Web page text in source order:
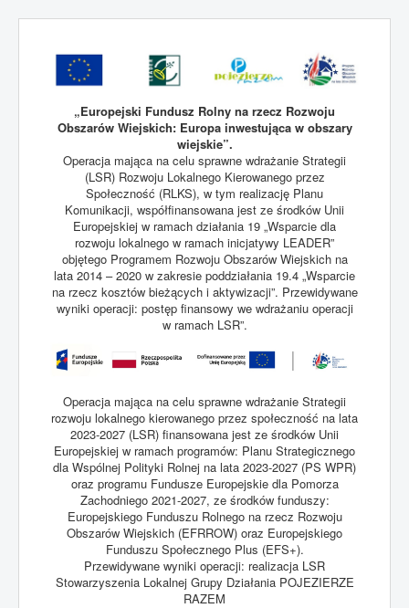
„Europejski Fundusz Rolny na rzecz Rozwoju
Obszarów Wiejskich: Europa inwestująca w obszary
wiejskie”.
Operacja mająca na celu sprawne wdrażanie Strategii
(LSR) Rozwoju Lokalnego Kierowanego przez
Społeczność (RLKS), w tym realizację Planu
Komunikacji, współfinansowana jest ze środków Unii
Europejskiej w ramach działania 19 „Wsparcie dla
rozwoju lokalnego w ramach inicjatywy LEADER”
objętego Programem Rozwoju Obszarów Wiejskich na
lata 2014 – 2020 w zakresie poddziałania 19.4 „Wsparcie
na rzecz kosztów bieżących i aktywizacji”. Przewidywane
wyniki operacji: postęp finansowy we wdrażaniu operacji
w ramach LSR”.
Operacja mająca na celu sprawne wdrażanie Strategii
rozwoju lokalnego kierowanego przez społeczność na lata
2023-2027 (LSR) finansowana jest ze środków Unii
Europejskiej w ramach programów: Planu Strategicznego
dla Wspólnej Polityki Rolnej na lata 2023-2027 (PS WPR)
oraz programu Fundusze Europejskie dla Pomorza
Zachodniego 2021-2027, ze środków funduszy:
Europejskiego Funduszu Rolnego na rzecz Rozwoju
Obszarów Wiejskich (EFRROW) oraz Europejskiego
Funduszu Społecznego Plus (EFS+).
Przewidywane wyniki operacji: realizacja LSR
Stowarzyszenia Lokalnej Grupy Działania POJEZIERZE
RAZEM